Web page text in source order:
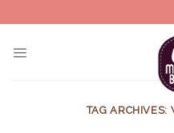
to
TAG ARCHIVES: